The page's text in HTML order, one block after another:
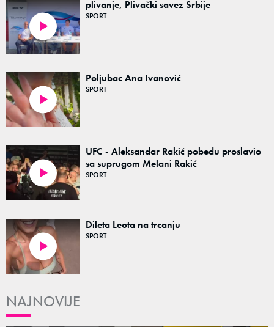
plivanje, Plivački savez Srbije
SPORT
Poljubac Ana Ivanović
SPORT
UFC - Aleksandar Rakić pobedu proslavio
sa suprugom Melani Rakić
SPORT
Dileta Leota na trcanju
SPORT
NAJNOVIJE